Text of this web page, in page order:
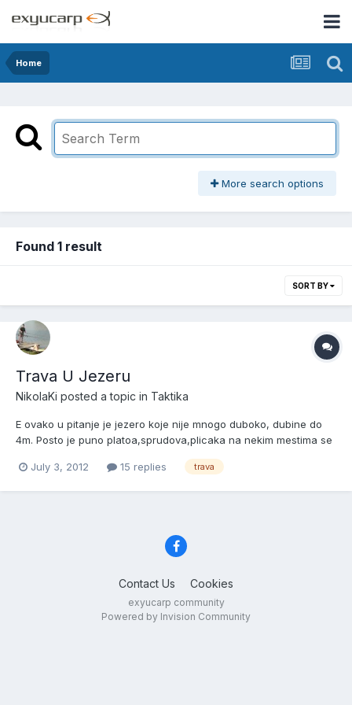
Home
More search options
Found 1 result
SORT BY
Trava U Jezeru
NikolaKi posted a topic in Taktika
E ovako u pitanje je jezero koje nije mnogo duboko, dubine do
4m. Posto je puno platoa,sprudova,plicaka na nekim mestima se
nekim mestima se ne moze pecati... trazio bih savete i ideje od
July 3, 2012 15 replies trava
Contact Us Cookies
exyucarp community
Powered by Invision Community